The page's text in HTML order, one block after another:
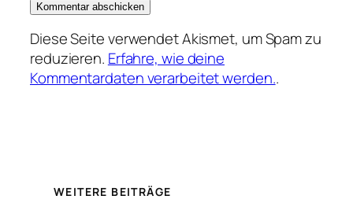
Diese Seite verwendet Akismet, um Spam zu
reduzieren. Erfahre, wie deine
Kommentardaten verarbeitet werden..
WEITERE BEITRÄGE